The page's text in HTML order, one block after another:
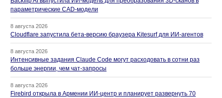
параметрические CAD-модели
8 августа 2026
Cloudflare запустила бета-версию браузера Kitesurf для ИИ-агентов
8 августа 2026
Интенсивные задания Claude Code могут расходовать в сотни раз
больше энергии, чем чат-запросы
8 августа 2026
Firebird открыла в Армении ИИ-центр и планирует развернуть 70